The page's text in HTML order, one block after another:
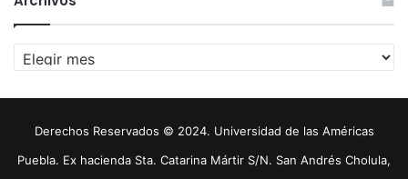
Archivos
Derechos Reservados © 2024. Universidad de las Américas
Puebla. Ex hacienda Sta. Catarina Mártir S/N. San Andrés Cholula,